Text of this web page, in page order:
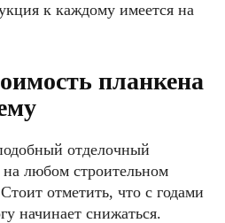
к каждому имеется на
планкена
отделочный
любом строительном
отметить, что с годами
начинает снижаться.